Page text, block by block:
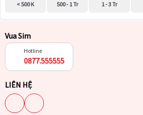
< 500 K 500 - 1 Tr 1 - 3 Tr
Vua Sim
Hotline
0877.555555
LIÊN HỆ